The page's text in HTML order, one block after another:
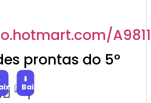
hotmart.com/
prontas do 5°
⬇
Baixar